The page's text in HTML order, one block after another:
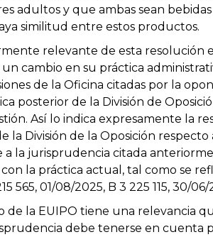
adultos y que ambas sean
similitud entre estos productos.
relevante de esta resolución
cambio en su práctica
de la Oficina citadas por la
posterior de la División de
Así lo indica expresamente la
la División de la Oposición
la jurisprudencia citada
la práctica actual, tal como se
565, 01/08/2025, B 3 225 115, 30/
de la EUIPO tiene una relevancia
debe tenerse en cuenta